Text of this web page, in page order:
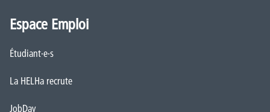
Espace Emploi
Étudiant·e·s
La HELHa recrute
JobDay